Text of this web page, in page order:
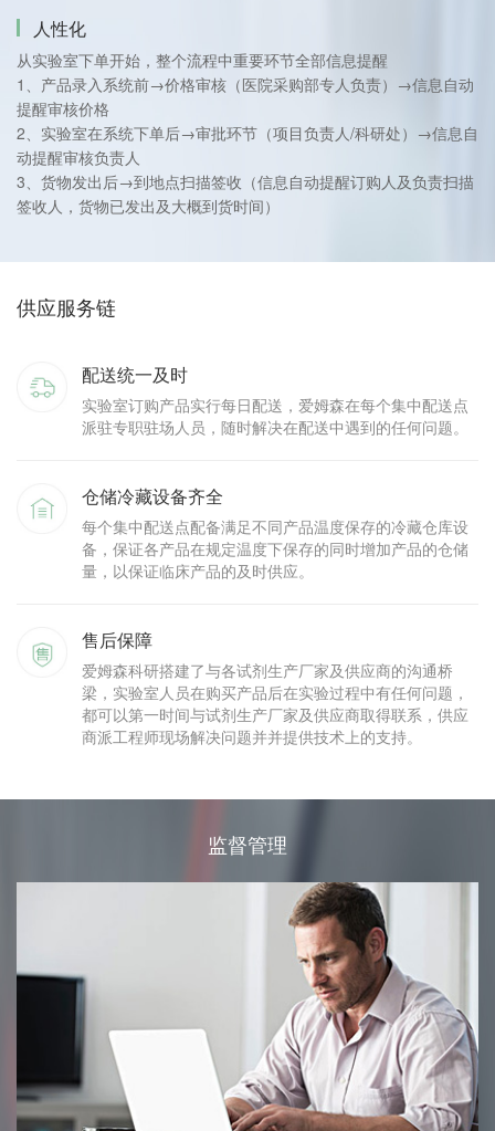
人性化
从实验室下单开始，整个流程中重要环节全部信息提醒
1、产品录入系统前→价格审核（医院采购部专人负责）→信息自动
提醒审核价格
2、实验室在系统下单后→审批环节（项目负责人/科研处）→信息自
动提醒审核负责人
3、货物发出后→到地点扫描签收（信息自动提醒订购人及负责扫描
签收人，货物已发出及大概到货时间）
供应服务链
配送统一及时
实验室订购产品实行每日配送，爱姆森在每个集中配送点
派驻专职驻场人员，随时解决在配送中遇到的任何问题。
仓储冷藏设备齐全
每个集中配送点配备满足不同产品温度保存的冷藏仓库设
备，保证各产品在规定温度下保存的同时增加产品的仓储
量，以保证临床产品的及时供应。
售后保障
爱姆森科研搭建了与各试剂生产厂家及供应商的沟通桥
梁，实验室人员在购买产品后在实验过程中有任何问题，
都可以第一时间与试剂生产厂家及供应商取得联系，供应
商派工程师现场解决问题并并提供技术上的支持。
监督管理